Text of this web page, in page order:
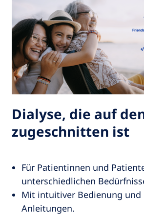
Dialyse, die auf
zugeschnitten ist
Für Patientinnen und
unterschiedlichen
Mit intuitiver Bedienung und
Anleitungen.